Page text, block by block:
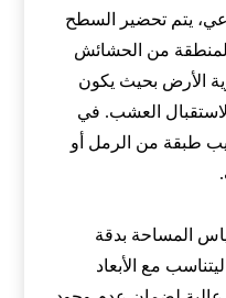
يتم تحضير السطح
من الحشائش
الأرض بحيث يكون
العشب. في
طبقة من الرمل أو
المساحة بدقة
مع الأبعاد